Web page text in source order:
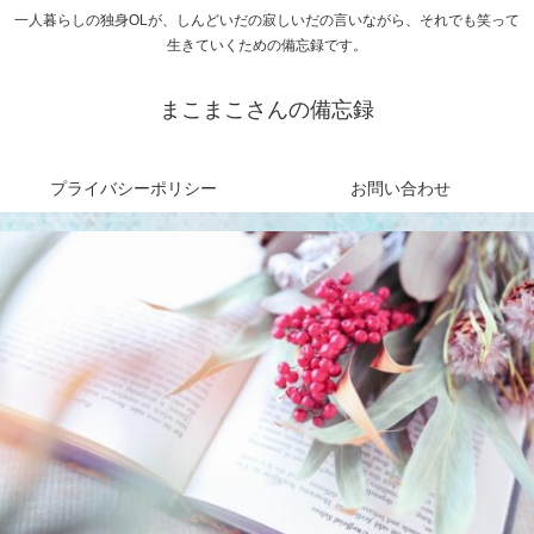
一人暮らしの独身OLが、しんどいだの寂しいだの言いながら、それでも笑って
生きていくための備忘録です。
まこまこさんの備忘録
プライバシーポリシー お問い合わせ